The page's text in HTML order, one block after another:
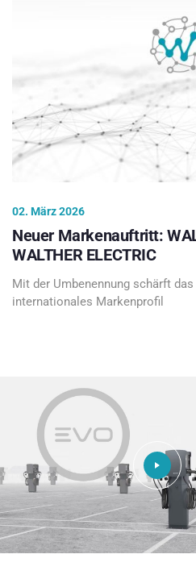
02. März 2026
Neuer Markenauftritt:
WALTHER ELECTRIC
Mit der Umbenennung schärft
internationales Markenprofil